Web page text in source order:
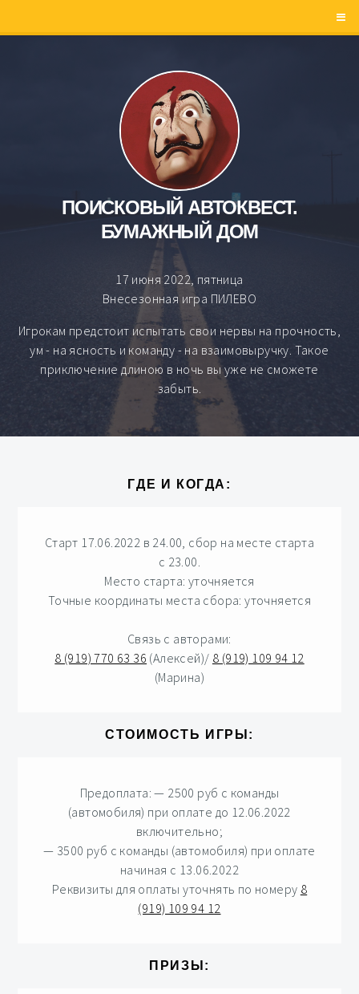
ПОИСКОВЫЙ АВТОКВЕСТ.
БУМАЖНЫЙ ДОМ
17 июня 2022, пятница
Внесезонная игра ПИЛЕВО
Игрокам предстоит испытать свои нервы на прочность,
ум - на ясность и команду - на взаимовыручку. Такое
приключение длиною в ночь вы уже не сможете
забыть.
ГДЕ И КОГДА:
Старт 17.06.2022 в 24.00, сбор на месте старта
с 23.00.
Место старта: уточняется
Точные координаты места сбора: уточняется
Связь с авторами:
8 (919) 770 63 36 (Алексей)/ 8 (919) 109 94 12
(Марина)
СТОИМОСТЬ ИГРЫ:
Предоплата: — 2500 руб с команды
(автомобиля) при оплате до 12.06.2022
включительно;
— 3500 руб с команды (автомобиля) при оплате
начиная с 13.06.2022
Реквизиты для оплаты уточнять по номеру 8
(919) 109 94 12
ПРИЗЫ: